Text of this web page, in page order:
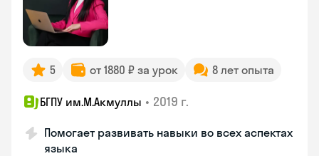
5 от 1880 ₽ за урок 8 лет опыта
БГПУ им.М.Акмуллы • 2019 г.
Помогает развивать навыки во всех аспектах
языка